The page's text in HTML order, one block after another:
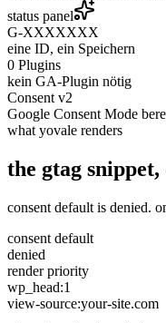
status panel
G-XXXXXXX
eine ID, ein Speichern
0 Plugins
kein GA-Plugin nötig
Consent v2
Google Consent Mode
what yovale renders
the gtag snippet,
consent default is denied.
consent default
denied
render priority
wp_head:1
view-source:your-site.com